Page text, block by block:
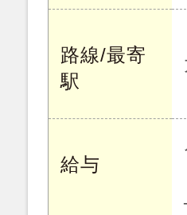
路線/最寄
駅
給与